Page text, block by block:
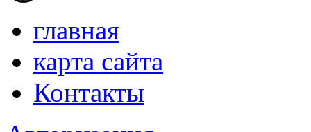
главная
карта сайта
Контакты